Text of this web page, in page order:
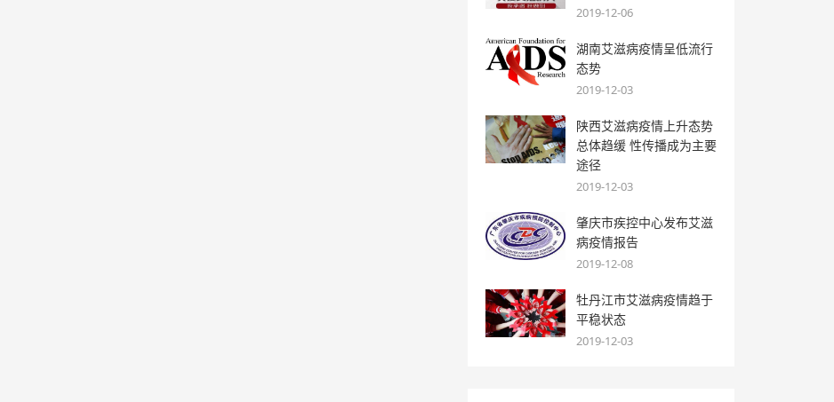
2019-12-06
湖南艾滋病疫情呈低流行
态势
2019-12-03
陕西艾滋病疫情上升态势
总体趋缓 性传播成为主要
途径
2019-12-03
肇庆市疾控中心发布艾滋
病疫情报告
2019-12-08
牡丹江市艾滋病疫情趋于
平稳状态
2019-12-03